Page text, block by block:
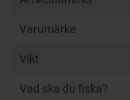
Varumärke
Vikt
Vad ska du fiska?